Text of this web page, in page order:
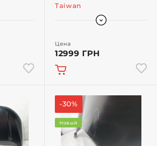
Taiwan
Цена
12999 ГРН
-30%
Новый